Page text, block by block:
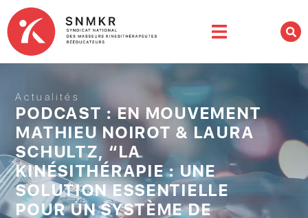
Actualités
PODCAST : EN MOUVEMENT
MATHIEU NOIROT & LAURA
SCHULTZ, “LA
KINÉSITHÉRAPIE : UNE
SOLUTION ESSENTIELLE
POUR UN SYSTÈME DE